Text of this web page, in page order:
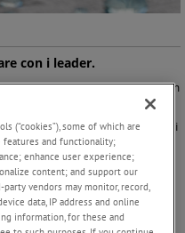
con i leader.
un'ampia gamma di materiali con
dell'ingresso di O2 attraverso i
determinazione del coefficiente di
le sfide sono più facili da
linea nello sviluppo dei
con la massima
(“cookies”), some of which are
and functionality;
enhance user experience;
content; and support our
vendors may monitor, record,
data, IP address and online
information, for these and